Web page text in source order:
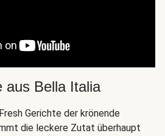
aus Bella Italia
Gerichte der krönende
die leckere Zutat überhaupt